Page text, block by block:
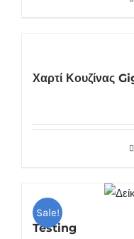
Χαρτί Κουζίνας
Sale!
Testing